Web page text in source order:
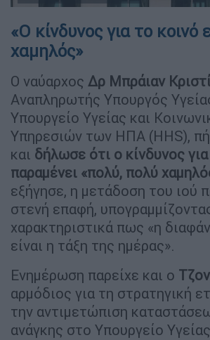
«Ο κίνδυνος για το κοινό
χαμηλός»
Ο ναύαρχος Δρ Μπράιαν
Αναπληρωτής Υπουργός
Υπουργείο Υγείας και
Υπηρεσιών των ΗΠΑ (HHS),
και δήλωσε ότι ο κίνδυνος
παραμένει «πολύ, πολύ
εξήγησε, η μετάδοση του ιού
στενή επαφή,
χαρακτηριστικά πως «η
είναι η τάξη της ημέρας».
Ενημέρωση παρείχε και ο
αρμόδιος για τη στρατηγική
την αντιμετώπιση
ανάγκης στο Υπουργείο